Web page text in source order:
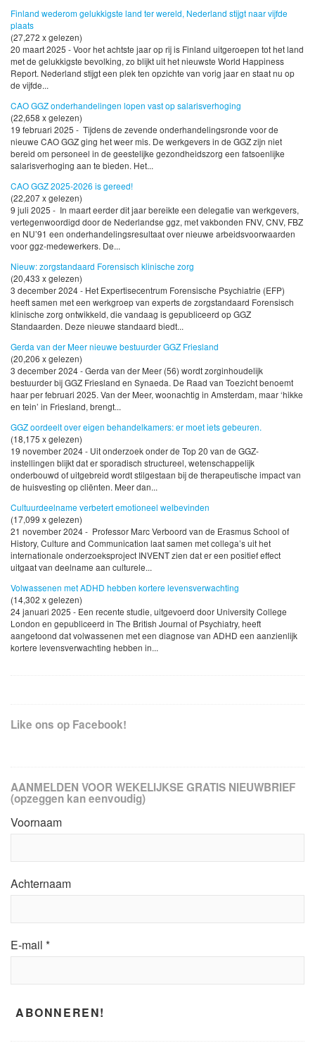
Finland wederom gelukkigste land ter wereld, Nederland stijgt naar vijfde
plaats
(27,272 x gelezen)
20 maart 2025 - Voor het achtste jaar op rij is Finland uitgeroepen tot het land
met de gelukkigste bevolking, zo blijkt uit het nieuwste World Happiness
Report. Nederland stijgt een plek ten opzichte van vorig jaar en staat nu op
de vijfde...
CAO GGZ onderhandelingen lopen vast op salarisverhoging
(22,658 x gelezen)
19 februari 2025 - Tijdens de zevende onderhandelingsronde voor de
nieuwe CAO GGZ ging het weer mis. De werkgevers in de GGZ zijn niet
bereid om personeel in de geestelijke gezondheidszorg een fatsoenlijke
salarisverhoging aan te bieden. Het...
CAO GGZ 2025-2026 is gereed!
(22,207 x gelezen)
9 juli 2025 - In maart eerder dit jaar bereikte een delegatie van werkgevers,
vertegenwoordigd door de Nederlandse ggz, met vakbonden FNV, CNV, FBZ
en NU’91 een onderhandelingsresultaat over nieuwe arbeidsvoorwaarden
voor ggz-medewerkers. De...
Nieuw: zorgstandaard Forensisch klinische zorg
(20,433 x gelezen)
3 december 2024 - Het Expertisecentrum Forensische Psychiatrie (EFP)
heeft samen met een werkgroep van experts de zorgstandaard Forensisch
klinische zorg ontwikkeld, die vandaag is gepubliceerd op GGZ
Standaarden. Deze nieuwe standaard biedt...
Gerda van der Meer nieuwe bestuurder GGZ Friesland
(20,206 x gelezen)
3 december 2024 - Gerda van der Meer (56) wordt zorginhoudelijk
bestuurder bij GGZ Friesland en Synaeda. De Raad van Toezicht benoemt
haar per februari 2025. Van der Meer, woonachtig in Amsterdam, maar ‘hikke
en tein’ in Friesland, brengt...
GGZ oordeelt over eigen behandelkamers: er moet iets gebeuren.
(18,175 x gelezen)
19 november 2024 - Uit onderzoek onder de Top 20 van de GGZ-
instellingen blijkt dat er sporadisch structureel, wetenschappelijk
onderbouwd of uitgebreid wordt stilgestaan bij de therapeutische impact van
de huisvesting op cliënten. Meer dan...
Cultuurdeelname verbetert emotioneel welbevinden
(17,099 x gelezen)
21 november 2024 - Professor Marc Verboord van de Erasmus School of
History, Culture and Communication laat samen met collega’s uit het
internationale onderzoeksproject INVENT zien dat er een positief effect
uitgaat van deelname aan culturele...
Volwassenen met ADHD hebben kortere levensverwachting
(14,302 x gelezen)
24 januari 2025 - Een recente studie, uitgevoerd door University College
London en gepubliceerd in The British Journal of Psychiatry, heeft
aangetoond dat volwassenen met een diagnose van ADHD een aanzienlijk
kortere levensverwachting hebben in...
Like ons op Facebook!
AANMELDEN VOOR WEKELIJKSE GRATIS NIEUWBRIEF
(opzeggen kan eenvoudig)
Voornaam
Achternaam
E-mail *